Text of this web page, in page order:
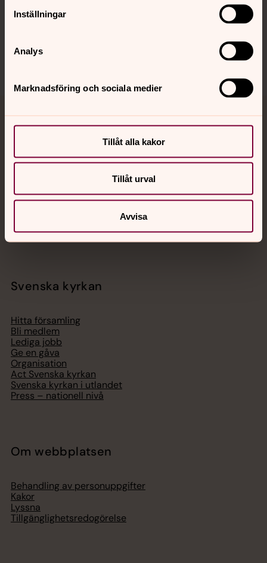
Inställningar
Analys
Marknadsföring och sociala medier
Tillåt alla kakor
Tillåt urval
Avvisa
Jourhavande präst
Akut samtals- och krisstöd. Prata eller chatta anonymt
med en präst på kvällar och nätter.
Chatt
Svenska kyrkan
Hitta församling
Bli medlem
Lediga jobb
Ge en gåva
Organisation
Act Svenska kyrkan
Svenska kyrkan i utlandet
Press – nationell nivå
Om webbplatsen
Behandling av personuppgifter
Kakor
Lyssna
Tillgänglighetsredogörelse